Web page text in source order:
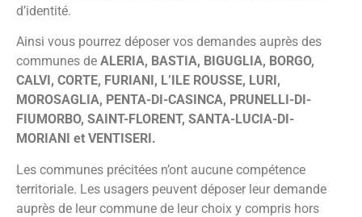
d’identité.
Ainsi vous pourrez déposer vos demandes auprès des
communes de ALERIA, BASTIA, BIGUGLIA, BORGO,
CALVI, CORTE, FURIANI, L’ILE ROUSSE, LURI,
MOROSAGLIA, PENTA-DI-CASINCA, PRUNELLI-DI-
FIUMORBO, SAINT-FLORENT, SANTA-LUCIA-DI-
MORIANI et VENTISERI.
Les communes précitées n’ont aucune compétence
territoriale. Les usagers peuvent déposer leur demande
auprès de leur commune de leur choix y compris hors